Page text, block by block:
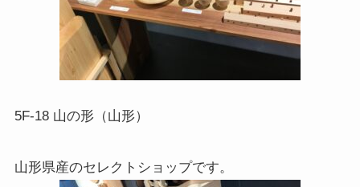
5F-18 山の形（山形）
山形県産のセレクトショップです。